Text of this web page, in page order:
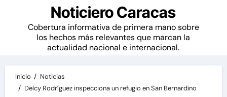
Noticiero Caracas
Cobertura informativa de primera mano sobre
los hechos más relevantes que marcan la
actualidad nacional e internacional.
Inicio
Noticias
Delcy Rodríguez inspecciona un refugio en San Bernardino